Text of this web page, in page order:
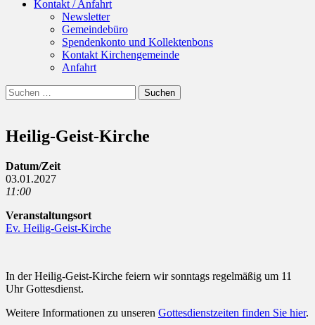
Kontakt / Anfahrt
Newsletter
Gemeindebüro
Spendenkonto und Kollektenbons
Kontakt Kirchengemeinde
Anfahrt
Suchen
Suchen
nach:
Heilig-Geist-Kirche
Datum/Zeit
03.01.2027
11:00
Veranstaltungsort
Ev. Heilig-Geist-Kirche
In der Heilig-Geist-Kirche feiern wir sonntags regelmäßig um 11
Uhr Gottesdienst.
Weitere Informationen zu unseren Gottesdienstzeiten finden Sie hier.